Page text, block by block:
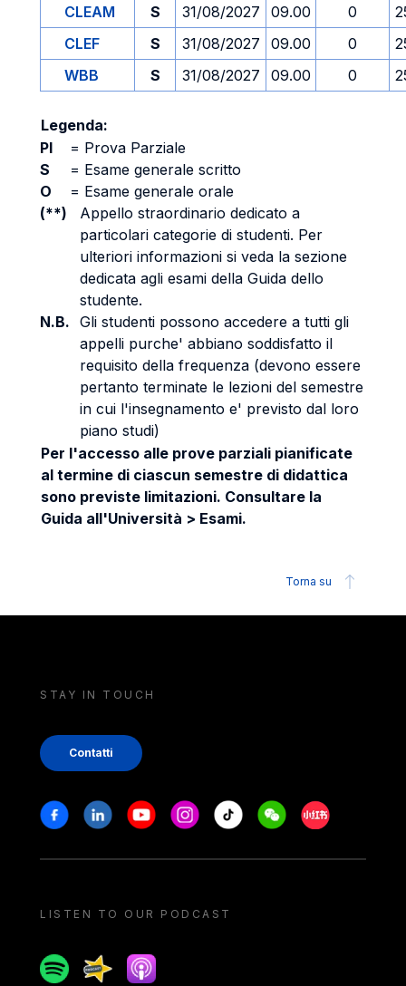
CLEAM S 31/08/2027 09.00 0
CLEF
S 31/08/2027 09.00 0
WBB
S 31/08/2027 09.00 0
Legenda:
PI
= Prova Parziale
S
= Esame generale scritto
O
= Esame generale orale
(**)
Appello straordinario dedicato a
particolari categorie di studenti. Per
ulteriori informazioni si veda la sezione
dedicata agli esami della Guida dello
studente.
N.B. Gli studenti possono accedere a tutti gli
appelli purche' abbiano soddisfatto il
requisito della frequenza (devono essere
pertanto terminate le lezioni del semestre
in cui l'insegnamento e' previsto dal loro
piano studi)
Per l'accesso alle prove parziali pianificate
al termine di ciascun semestre di didattica
sono previste limitazioni. Consultare la
Guida all'Università > Esami.
Torna su
STAY IN TOUCH
Contatti
Stay in touch
FacebookLinkedinYoutubeInstagram
Tiktok WeechatXiaohongshu/
LISTEN TO OUR PODCAST
SpotifySpreakerApple podcast